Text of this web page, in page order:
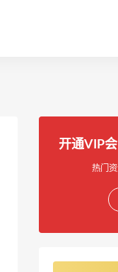
开通VIP
热门